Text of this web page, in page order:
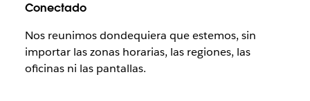
Conectado
Nos reunimos dondequiera que estemos, sin
importar las zonas horarias, las regiones, las
oficinas ni las pantallas.